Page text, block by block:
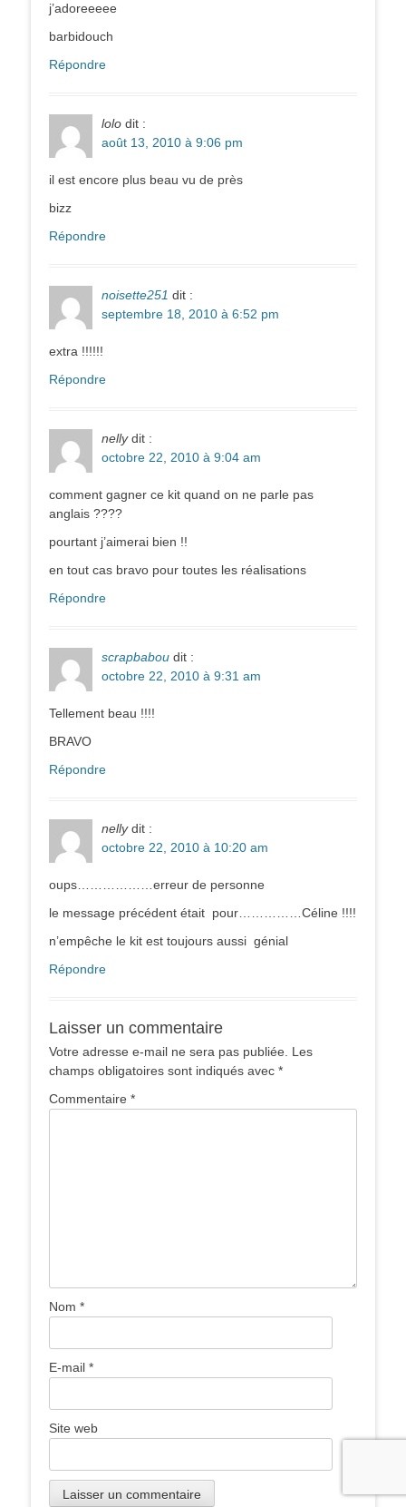
j’adoreeeee
barbidouch
Répondre
lolo dit :
août 13, 2010 à 9:06 pm
il est encore plus beau vu de près
bizz
Répondre
noisette251 dit :
septembre 18, 2010 à 6:52 pm
extra !!!!!!
Répondre
nelly dit :
octobre 22, 2010 à 9:04 am
comment gagner ce kit quand on ne parle pas
anglais ????
pourtant j’aimerai bien !!
en tout cas bravo pour toutes les réalisations
Répondre
scrapbabou dit :
octobre 22, 2010 à 9:31 am
Tellement beau !!!!
BRAVO
Répondre
nelly dit :
octobre 22, 2010 à 10:20 am
oups………………erreur de personne
le message précédent était pour……………Céline !!!!
n’empêche le kit est toujours aussi génial
Répondre
Laisser un commentaire
Votre adresse e-mail ne sera pas publiée.
Les
champs obligatoires sont indiqués avec *
Commentaire *
Nom *
E-mail *
Site web